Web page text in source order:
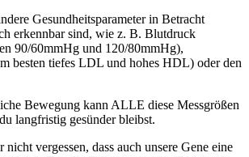
Gesundheitsparameter in Betracht
erkennbar sind, wie z. B. Blutdruck
90/60mmHg und 120/80mmHg),
besten tiefes LDL und hohes HDL) oder den
Bewegung kann ALLE diese Messgrößen
langfristig gesünder bleibst.
vergessen, dass auch unsere Gene eine